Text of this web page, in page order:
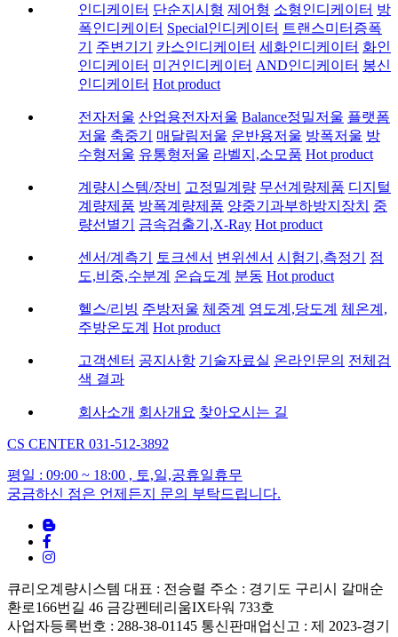
인디케이터 단순지시형 제어형 소형인디케이터 방
폭인디케이터 Special인디케이터 트랜스미터증폭
기
주변기기 카스인디케이터 세화인디케이터 화인
인디케이터 미건인디케이터 AND인디케이터 봉신
인디케이터 Hot product
전자저울 산업용전자저울 Balance정밀저울 플랫폼
저울 축중기 매달림저울 운반용저울 방폭저울 방
수형저울 유통형저울 라벨지,소모품 Hot product
계량시스템/장비 고정밀계량 무선계량제품 디지털
계량제품 방폭계량제품 양중기과부하방지장치
중
량선별기
금속검출기,X-Ray Hot product
센서/계측기 토크센서 변위센서 시험기,측정기
점
도,비중,수분계 온습도계 분동 Hot product
헬스/리빙 주방저울 체중계 염도계,당도계 체온계,
주방온도계 Hot product
고객센터 공지사항 기술자료실 온라인문의 전체검
색 결과
회사소개 회사개요 찾아오시는 길
CS CENTER 031-512-3892
평일 : 09:00 ~ 18:00 , 토,일,공휴일휴무
궁금하신 점은 언제든지 문의 부탁드립니다.
큐리오계량시스템 대표 : 전승렬 주소 : 경기도 구리시 갈매순
환로166번길 46 금강펜테리움IX타워 733호
사업자등록번호 : 288-38-01145 통신판매업신고 : 제 2023-경기